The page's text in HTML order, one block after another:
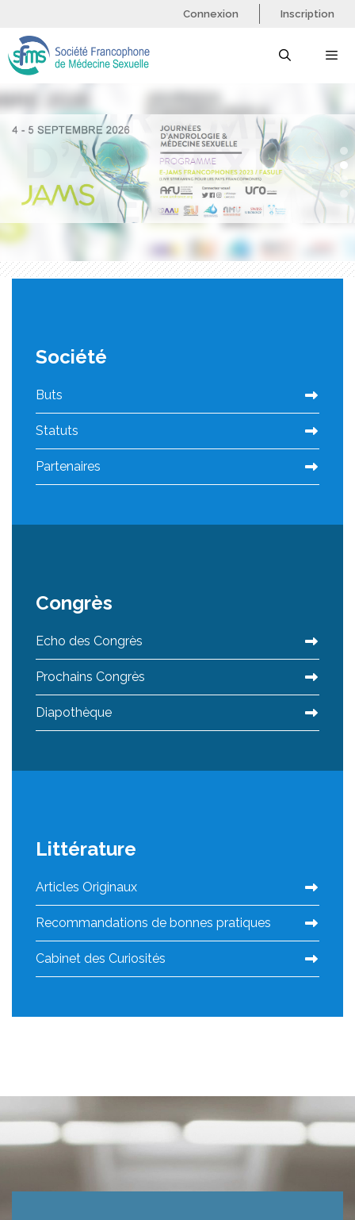
contenu
Connexion Inscription
Menu
Société
Buts
Statuts
Partenaires
Congrès
Echo des Congrès
Prochains Congrès
Diapothèque
Littérature
Articles Originaux
Recommandations de bonnes pratiques
Cabinet des Curiosités